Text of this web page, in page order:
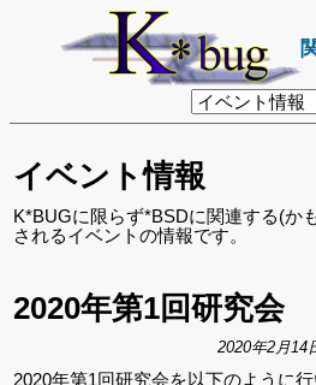
リ
ン
ペ
ー
ジ
イベント情報
K*BUGに限らず*BSDに関連する(か
されるイベントの情報です。
2020年第1回研究会
2020年2月14
2020年第1回研究会を以下のように行